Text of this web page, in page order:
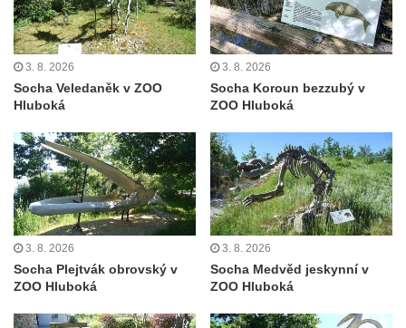
Socha Piety v Okružní ulici ve Frýdlantu
Socha Albrechta z Valdštejna na náměstí T.
G. Masaryka ve Frýdlantu
Reliéf Albrechta z Valdštejna na
náměstí ve Frýdlantu
Pamětní kámen Pamět v krajině Trojmezí u
Křížové cesty na Křížovém vrchu ve
Frýdlantu
Sousoší svatého Víta, svatého Jana
Nepomuckého a svatého Václava v Děčíně
na Staroměstském mostě
Torzo pomníku Filipa Kinského u kaple
3. 8. 2026
Socha Veledaněk v ZOO
Hluboká
3. 8. 2026
Socha Koroun bezzubý v
ZOO Hluboká
3. 8. 2026
Socha Plejtvák obrovský v
ZOO Hluboká
3. 8. 2026
Socha Medvěd jeskynní v
ZOO Hluboká